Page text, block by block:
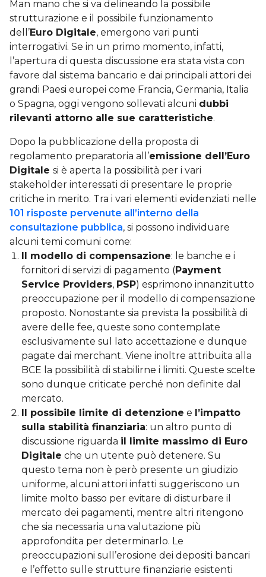
Man mano che si va delineando la possibile
strutturazione e il possibile funzionamento
dell’Euro Digitale, emergono vari punti
interrogativi. Se in un primo momento, infatti,
l’apertura di questa discussione era stata vista con
favore dal sistema bancario e dai principali attori dei
grandi Paesi europei come Francia, Germania, Italia
o Spagna, oggi vengono sollevati alcuni dubbi
rilevanti attorno alle sue caratteristiche.
Dopo la pubblicazione della proposta di
regolamento preparatoria all’emissione dell’Euro
Digitale si è aperta la possibilità per i vari
stakeholder interessati di presentare le proprie
critiche in merito. Tra i vari elementi evidenziati nelle
101 risposte pervenute all’interno della
consultazione pubblica, si possono individuare
alcuni temi comuni come:
Il modello di compensazione: le banche e i
fornitori di servizi di pagamento (Payment
Service Providers, PSP) esprimono innanzitutto
preoccupazione per il modello di compensazione
proposto. Nonostante sia prevista la possibilità di
avere delle fee, queste sono contemplate
esclusivamente sul lato accettazione e dunque
pagate dai merchant. Viene inoltre attribuita alla
BCE la possibilità di stabilirne i limiti. Queste scelte
sono dunque criticate perché non definite dal
mercato.
Il possibile limite di detenzione e l’impatto
sulla stabilità finanziaria: un altro punto di
discussione riguarda il limite massimo di Euro
Digitale che un utente può detenere. Su
questo tema non è però presente un giudizio
uniforme, alcuni attori infatti suggeriscono un
limite molto basso per evitare di disturbare il
mercato dei pagamenti, mentre altri ritengono
che sia necessaria una valutazione più
approfondita per determinarlo. Le
preoccupazioni sull’erosione dei depositi bancari
e l’effetto sulle strutture finanziarie esistenti